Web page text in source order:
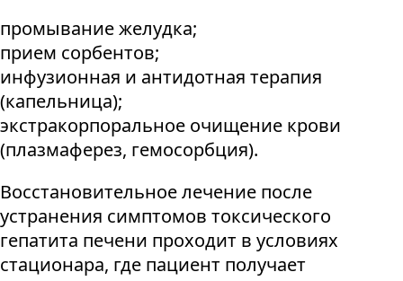
промывание желудка;
прием сорбентов;
инфузионная и антидотная терапия
(капельница);
экстракорпоральное очищение крови
(плазмаферез, гемосорбция).
Восстановительное лечение после
устранения симптомов токсического
гепатита печени проходит в условиях
стационара, где пациент получает